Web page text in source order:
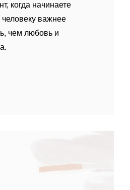
когда начинаете
человеку важнее
чем любовь и